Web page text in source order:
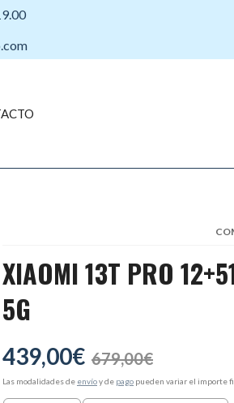
XIAOMI 13T PRO
5G
439,00€ 679,00€
Las modalidades de envíoy de pago pueden variar el importe